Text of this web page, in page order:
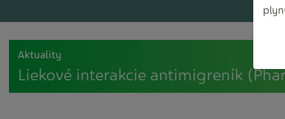
Aktuality
Liekové interakcie antimigreník